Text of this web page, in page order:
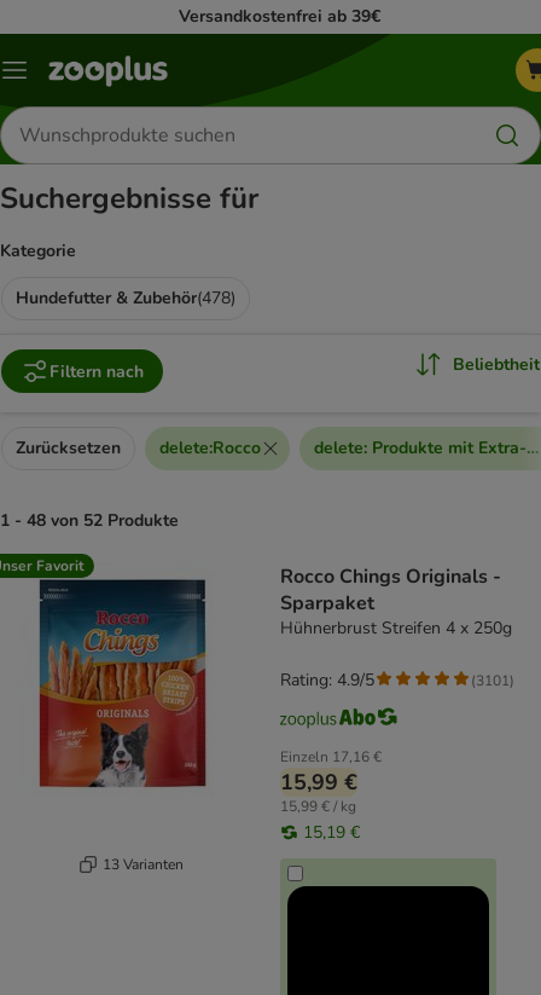
Versandkostenfrei ab 39€
Menü
Produkte
suchen
Suchergebnisse für
Kategorie
Hundefutter & Zubehör(478)
Filtern nach Beliebtheit
Zurücksetzen delete:Rocco delete: Produkte mit Extra-
1 - 48 von 52 Produkte
product items have been changed
Favorit
13 Varianten
Rocco Chings Originals -
Sparpaket
Hühnerbrust Streifen 4 x 250g
Einzeln 17,16 €
15,99 €
15,99 € / kg
15,19 €
Rating: 4.9/5 (3101)